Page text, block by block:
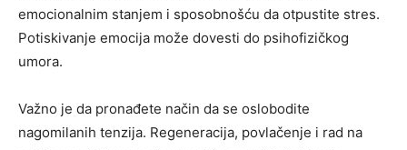
emocionalnim stanjem i sposobnošću da otpustite stres.
Potiskivanje emocija može dovesti do psihofizičkog
umora.
Važno je da pronađete način da se oslobodite
nagomilanih tenzija. Regeneracija, povlačenje i rad na